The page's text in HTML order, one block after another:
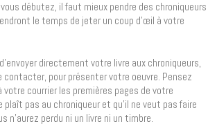
débutez, il faut mieux pendre des chroniqueurs
le temps de jeter un coup d’œil à votre
directement votre livre aux chroniqueurs,
contacter, pour présenter votre oeuvre. Pensez
votre courrier les premières pages de votre
plaît pas au chroniqueur et qu’il ne veut pas faire
n’aurez perdu ni un livre ni un timbre.